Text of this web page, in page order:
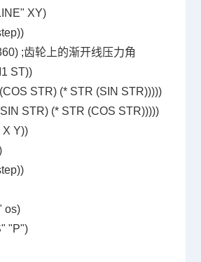
XY)
;齿轮上的渐开线压力角
ST))
STR) (* STR (SIN STR)))))
STR) (* STR (COS STR)))))
X Y))
os)
"P")